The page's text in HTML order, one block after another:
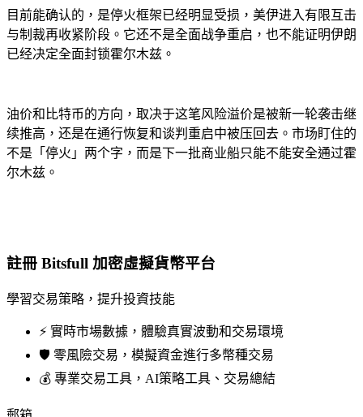
目前能确认的，是停火框架已经明显受损，美伊进入有限互击
与制裁再收紧阶段。它还不是全面战争重启，也不能证明伊朗
已经决定全面封锁霍尔木兹。
油价和比特币的方向，取决于这笔风险溢价是被新一轮袭击继
续推高，还是在通行恢复和谈判重启中被压回去。市场盯住的
不是「停火」两个字，而是下一批商业船只能不能安全通过霍
尔木兹。
註冊 Bitsfull 加密虛擬貨幣平台
學習交易策略，提升投資技能
⚡️ 實時市場數據，體驗真實波動和交易環境
🛡️ 零風險交易，模擬資金進行多幣種交易
💰 專業交易工具，AI策略工具、交易總結